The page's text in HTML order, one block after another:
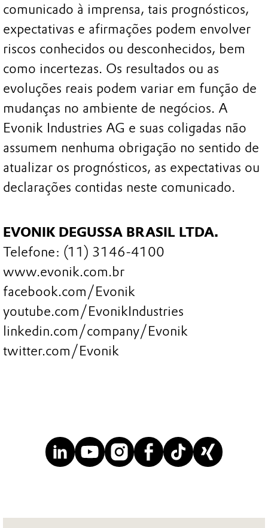
comunicado à imprensa, tais prognósticos,
expectativas e afirmações podem envolver
riscos conhecidos ou desconhecidos, bem
como incertezas. Os resultados ou as
evoluções reais podem variar em função de
mudanças no ambiente de negócios. A
Evonik Industries AG e suas coligadas não
assumem nenhuma obrigação no sentido de
atualizar os prognósticos, as expectativas ou
declarações contidas neste comunicado.
EVONIK DEGUSSA BRASIL LTDA.
Telefone: (11) 3146-4100
www.evonik.com.br
facebook.com/Evonik
youtube.com/EvonikIndustries
linkedin.com/company/Evonik
twitter.com/Evonik